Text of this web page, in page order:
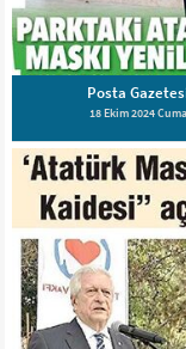
Posta
18 Ekim 2024 Cuma